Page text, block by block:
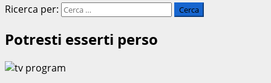
Ricerca per:
Potresti esserti perso